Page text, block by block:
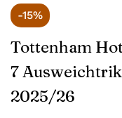
-15%
Tottenham
7
2025/26